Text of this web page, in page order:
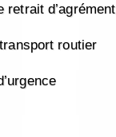
retrait d’agrément
routier